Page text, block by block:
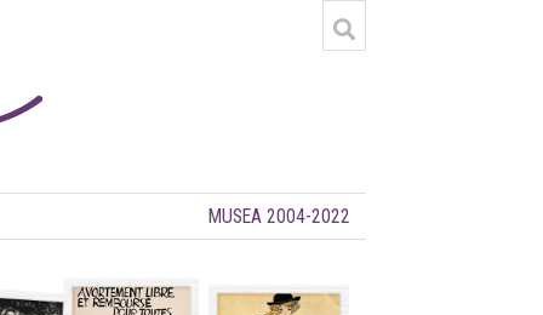
MUSEA 2004-2022